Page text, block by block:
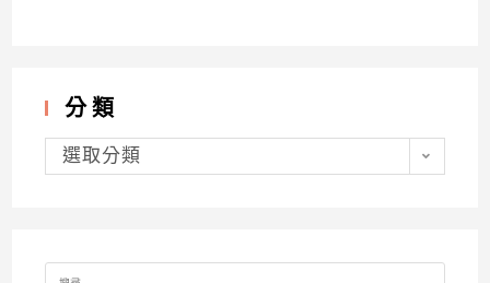
分類
分
類選取分類
Search
for: